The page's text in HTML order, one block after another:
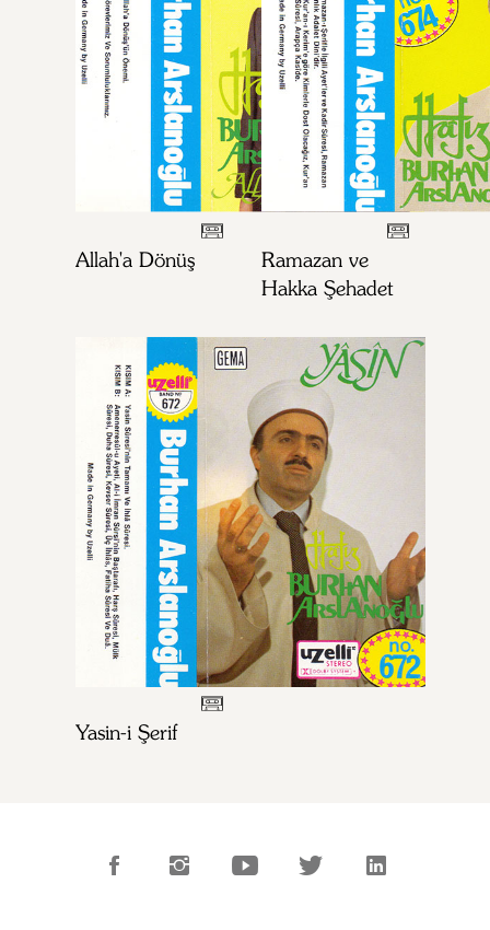
Allah'a Dönüş
Ramazan ve
Hakka Şehadet
Yasin-i Şerif